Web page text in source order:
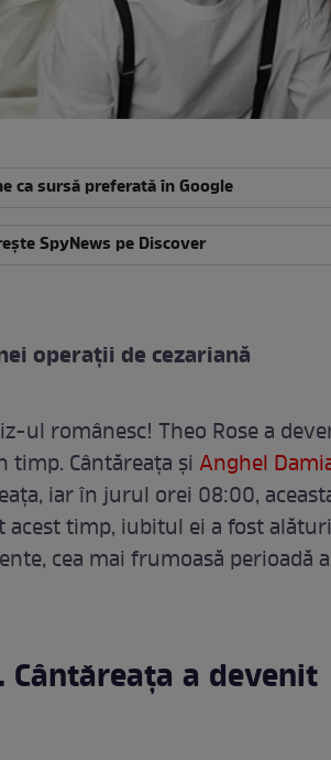
ca sursă preferată în Google
SpyNews pe Discover
operații de cezariană
ul românesc! Theo Rose a
Cântăreața și Anghel
iar în jurul orei 08:00,
timp, iubitul ei a fost
cea mai frumoasă perioadă
Cântăreața a devenit